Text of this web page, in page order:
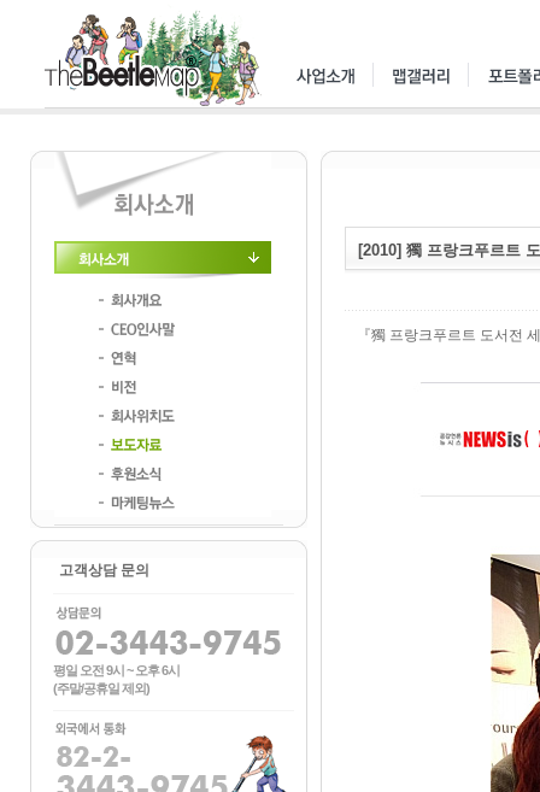
회사개요
CEO인사말
회사위치도
보도자료
후원소식
마케팅뉴스
고객상담 문의
평일 오전 9시 ~ 오후 6시
(주말/공휴일 제외)
[2010] 獨 프랑크푸르트
『獨 프랑크푸르트 도서전